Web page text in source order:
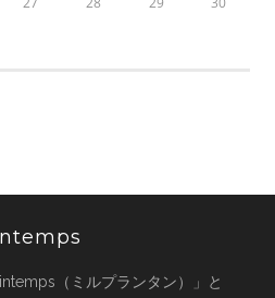
（ミルプランタン）」と